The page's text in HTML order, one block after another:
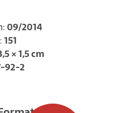
en algunos
paso a explicaciones
las experiencias
medios y altos
de Bahía Blanca que
09/2014
151
× 1,5 cm
92-2